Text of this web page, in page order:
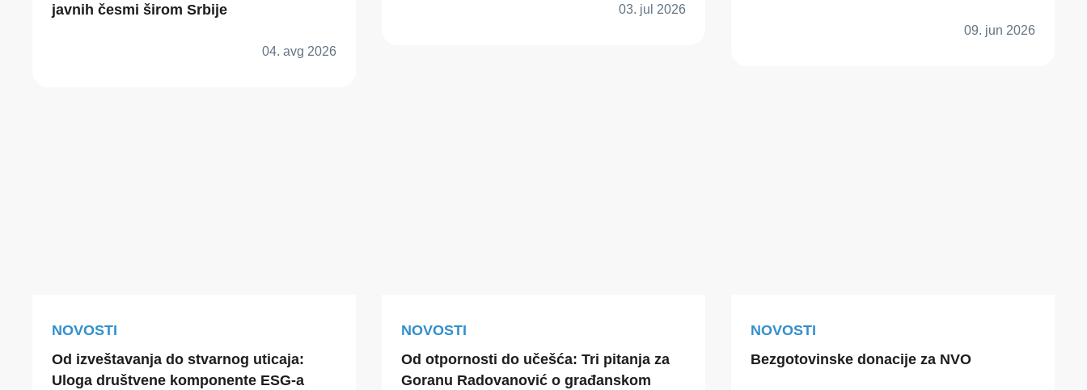
javnih česmi širom Srbije
04. avg 2026
03. jul 2026
09. jun 2026
NOVOSTI
Od izveštavanja do stvarnog uticaja:
Uloga društvene komponente ESG-a
NOVOSTI
Od otpornosti do učešća: Tri pitanja za
Goranu Radovanović o građanskom
NOVOSTI
Bezgotovinske donacije za NVO